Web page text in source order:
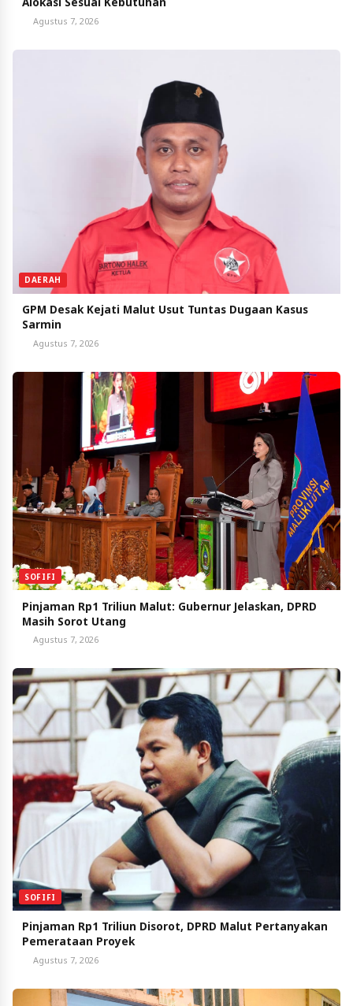
Agustus 7, 2026
DAERAH
GPM Desak Kejati Malut Usut Tuntas Dugaan Kasus
Sarmin
Agustus 7, 2026
SOFIFI
Pinjaman Rp1 Triliun Malut: Gubernur Jelaskan, DPRD
Masih Sorot Utang
Agustus 7, 2026
SOFIFI
Pinjaman Rp1 Triliun Disorot, DPRD Malut Pertanyakan
Pemerataan Proyek
Agustus 7, 2026